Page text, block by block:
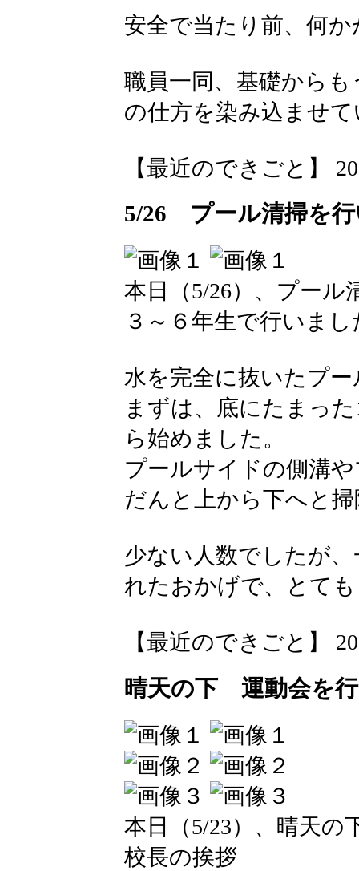
安全で当たり前、何
職員一同、基礎から
の仕方を染み込ませ
【最近のできごと】
5/26 プール清掃を
本日（5/26）、プール
３～６年生で行いまし
水を完全に抜いたプー
まずは、底にたまっ
ら始めました。
プールサイドの側溝
だんと上から下へと
少ない人数でしたが
れたおかげで、とて
【最近のできごと】
晴天の下 運動会を
本日（5/23）、晴天
校長の挨拶